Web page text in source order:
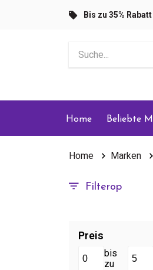
Bis zu 35% Rabatt
Home Beliebte
Home Marken
Filterop
Preis
bis
zu